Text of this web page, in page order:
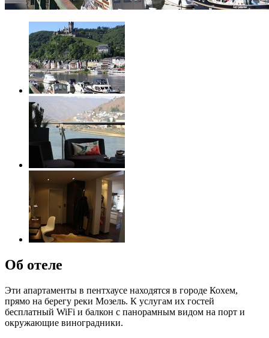
Об отеле
Эти апартаменты в пентхаусе находятся в городе Кохем,
прямо на берегу реки Мозель. К услугам их гостей
бесплатный WiFi и балкон с панорамным видом на порт и
окружающие виноградники.